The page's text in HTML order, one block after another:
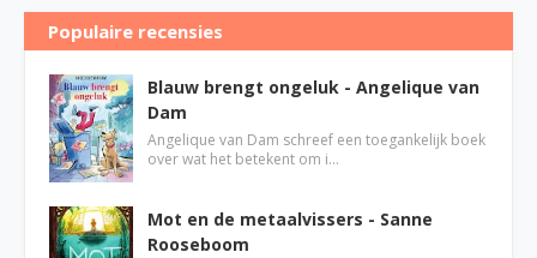
Populaire recensies
Blauw brengt ongeluk - Angelique van
Dam
Angelique van Dam schreef een toegankelijk boek
over wat het betekent om i…
Mot en de metaalvissers - Sanne
Rooseboom